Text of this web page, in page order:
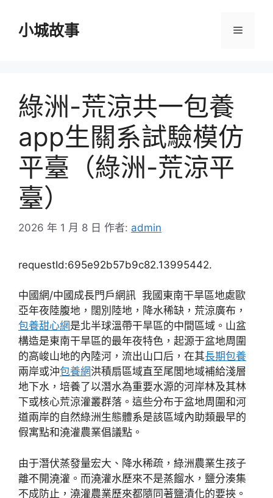
小城故事 選
綠洲-荒涼共一包養
app生關系試驗模仿
平臺（綠洲-荒涼平
臺）
2026 年 1 月 8 日 作者: admin
requestId:695e92b57b9c82.13995442.
中國網/中國成長門戶網訊 我國東南干旱區地處歐
亞年夜陸腹地，闊別陸地，降水稀缺，荒涼廣布，
包養甜心網是北半球溫帶干旱區的中間區域。山盆
構造是東南干旱區的最年夜特色，起源于盆地周圍
的高峻山地的內陸河，流出山口后，在其長期包養
兩岸或沖包養網洪積扇區域直至尾閭地域補給淺層
地下水，培養了以潛水為重要水源的河岸林及其林
下或核心荒涼灌叢群落。這些分布于盆地周圍和河
道兩岸的自然綠洲生態體系是該區域內助類最早的
假寓點和澆灌農業倡議點。
由于潛伏蒸發量宏大、降水稀疏，綠洲農業生孩子
離不開澆灌。而澆灌水歷來不是蒸餾水，鹽分湊集
不成防止，澆灌農業歷來都隨同著鹽漬化的要挾。